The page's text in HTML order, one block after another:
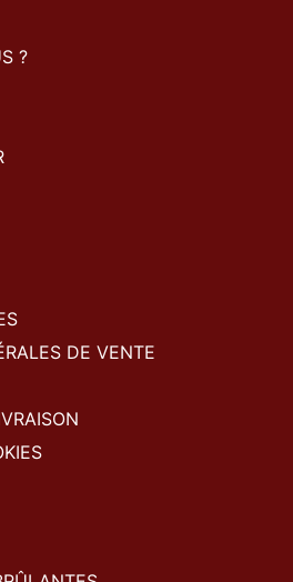
?
DE VENTE